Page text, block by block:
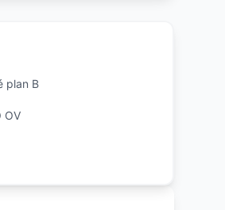
plan B
OV